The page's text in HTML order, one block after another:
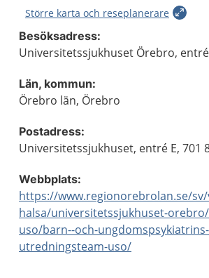
Större karta och reseplanerare
Besöksadress:
Universitetssjukhuset Örebro, entré
Län, kommun:
Örebro län, Örebro
Postadress:
Universitetssjukhuset, entré E, 701
Webbplats:
https://www.regionorebrolan.se/
halsa/universitetssjukhuset-
uso/barn--och-ungdomspsykiatrins-
utredningsteam-uso/